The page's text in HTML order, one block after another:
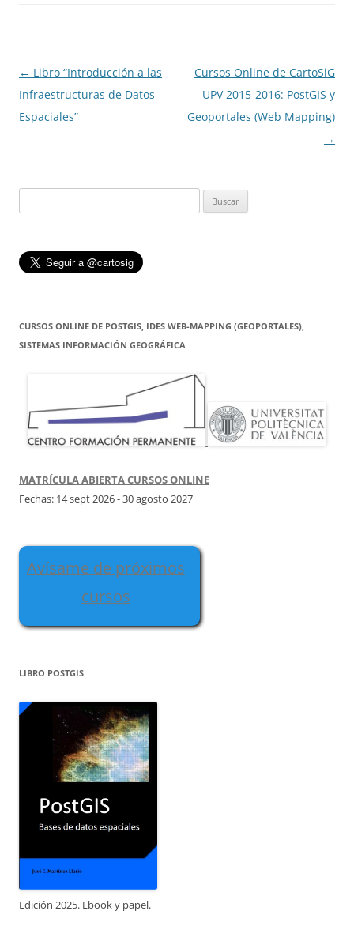
Navegación
de
entradas
← Libro “Introducción a las
Infraestructuras de Datos
Espaciales”
Cursos Online de CartoSiG
UPV 2015-2016: PostGIS y
Geoportales (Web Mapping)
→
CURSOS ONLINE DE POSTGIS, IDES WEB-MAPPING (GEOPORTALES),
SISTEMAS INFORMACIÓN GEOGRÁFICA
MATRÍCULA ABIERTA CURSOS ONLINE
Fechas: 14 sept 2026 - 30 agosto 2027
Avísame de próximos
cursos
LIBRO POSTGIS
Edición 2025. Ebook y papel.